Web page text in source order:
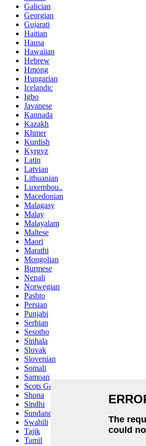
Galician
Georgian
Gujarati
Haitian
Hausa
Hawaiian
Hebrew
Hmong
Hungarian
Icelandic
Igbo
Javanese
Kannada
Kazakh
Khmer
Kurdish
Kyrgyz
Latin
Latvian
Lithuanian
Luxembou..
Macedonian
Malagasy
Malay
Malayalam
Maltese
Maori
Marathi
Mongolian
Burmese
Nepali
Norwegian
Pashto
Persian
Punjabi
Serbian
Sesotho
Sinhala
Slovak
Slovenian
Somali
Samoan
Scots Gaelic
Shona
Sindhi
Sundanese
Swahili
Tajik
Tamil